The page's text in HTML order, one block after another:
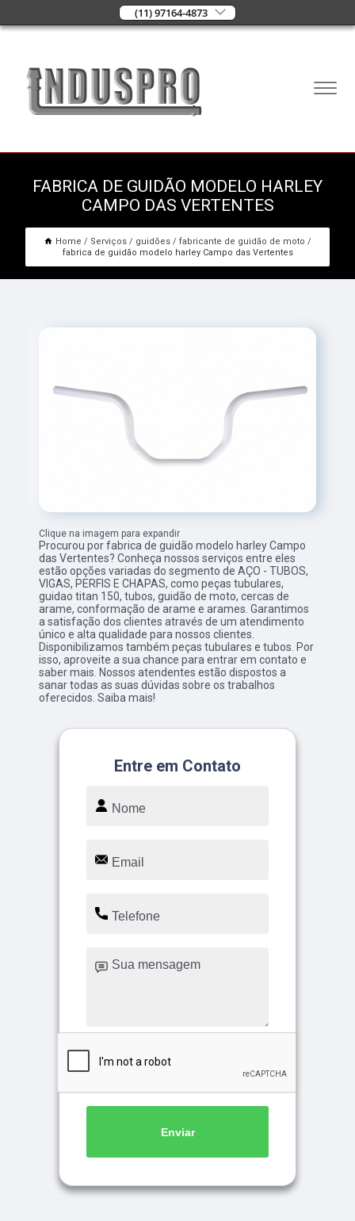
(11) 97164-4873
FABRICA DE GUIDÃO MODELO HARLEY
CAMPO DAS VERTENTES
Home Serviços guidões
fabricante de guidão de moto
fabrica de guidão modelo harley Campo das Vertentes
Clique na imagem para expandir
Procurou por fabrica de guidão modelo harley Campo
das Vertentes? Conheça nossos serviços entre eles
estão opções variadas do segmento de AÇO - TUBOS,
VIGAS, PERFIS E CHAPAS, como peças tubulares,
guidao titan 150, tubos, guidão de moto, cercas de
arame, conformação de arame e arames. Garantimos
a satisfação dos clientes através de um atendimento
único e alta qualidade para nossos clientes.
Disponibilizamos também peças tubulares e tubos. Por
isso, aproveite a sua chance para entrar em contato e
saber mais. Nossos atendentes estão dispostos a
sanar todas as suas dúvidas sobre os trabalhos
oferecidos. Saiba mais!
Entre em Contato
Enviar